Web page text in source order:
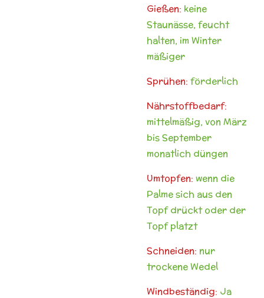
Gießen: keine
Staunässe, feucht
halten, im Winter
mäßiger
Sprühen: förderlich
Nährstoffbedarf:
mittelmäßig, von März
bis September
monatlich düngen
Umtopfen: wenn die
Palme sich aus den
Topf drückt oder der
Topf platzt
Schneiden: nur
trockene Wedel
Windbeständig: Ja